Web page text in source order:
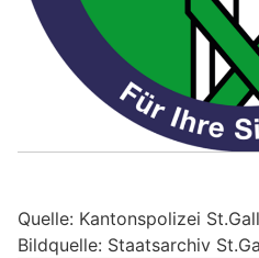
Quelle: Kantonspolizei
Bildquelle: Staatsarchiv